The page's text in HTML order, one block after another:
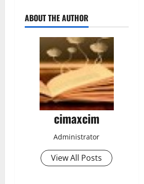
ABOUT THE AUTHOR
cimaxcim
Administrator
View All Posts